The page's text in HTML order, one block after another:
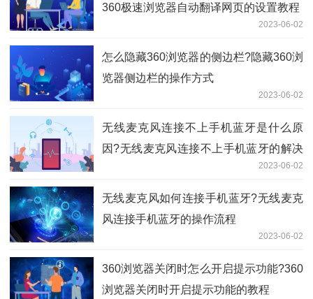
360极速浏览器自动翻译网页的设置教程
2023-06-02
怎么隐藏360浏览器的侧边栏?隐藏360浏
览器侧边栏的操作方式
2023-06-02
无线麦克风连接不上手机蓝牙是什么原
因?无线麦克风连接不上手机蓝牙的解决
2023-06-02
无线麦克风如何连接手机蓝牙?无线麦克
风连接手机蓝牙的操作流程
2023-06-02
360浏览器关闭时怎么开启提示功能?360
浏览器关闭时开启提示功能的教程